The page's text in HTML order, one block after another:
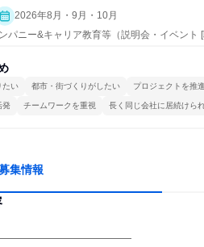
2026年8月・9月・10月
パニー&キャリア教育等（説明会・イベン
たい 都市・街づくりがしたい プロジェクトを推
発 チームワークを重視 長く同じ会社に居続けら
集情報